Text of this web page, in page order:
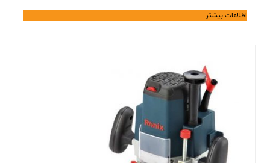
اطلاعات بیشتر